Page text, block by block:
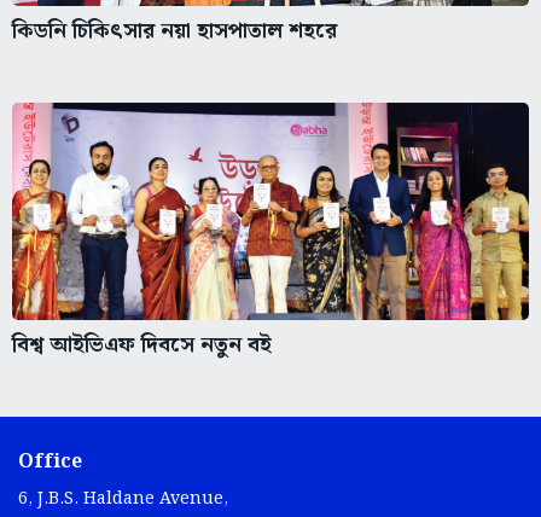
কিডনি চিকিৎসার নয়া হাসপাতাল শহরে
বিশ্ব আইভিএফ দিবসে নতুন বই
Office
6, J.B.S. Haldane Avenue,